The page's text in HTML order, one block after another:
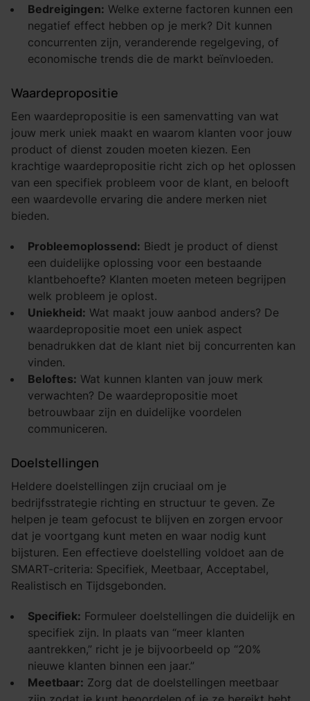
Bedreigingen: Welke externe factoren kunnen een
negatief effect hebben op je merk? Dit kunnen
concurrenten zijn, veranderende regelgeving, of
economische trends die de markt beïnvloeden.
Waardepropositie
Een waardepropositie is een samenvatting van wat
jouw merk uniek maakt en waarom klanten voor jouw
product of dienst zouden moeten kiezen. Een
krachtige waardepropositie richt zich op het oplossen
van een specifiek probleem voor de klant, en belooft
een waardevolle ervaring die andere merken niet
bieden.
Probleemoplossend: Biedt je product of dienst
een duidelijke oplossing voor een bestaande
klantbehoefte? Klanten moeten meteen begrijpen
welk probleem je oplost.
Uniekheid: Wat maakt jouw aanbod anders? De
waardepropositie moet een uniek aspect
benadrukken dat de klant niet bij concurrenten kan
vinden.
Beloftes: Wat kunnen klanten van jouw merk
verwachten? De waardepropositie moet
betrouwbaar zijn en duidelijke voordelen
communiceren.
Doelstellingen
Heldere doelstellingen zijn cruciaal om je
bedrijfsstrategie richting en structuur te geven. Ze
helpen je team gefocust te blijven en zorgen ervoor
dat je voortgang kunt meten en waar nodig kunt
bijsturen. Een effectieve doelstelling voldoet aan de
SMART-criteria: Specifiek, Meetbaar, Acceptabel,
Realistisch en Tijdsgebonden.
Specifiek: Formuleer doelstellingen die duidelijk en
specifiek zijn. In plaats van “meer klanten
aantrekken,” richt je je bijvoorbeeld op “20%
nieuwe klanten binnen een jaar.”
Meetbaar: Zorg dat de doelstellingen meetbaar